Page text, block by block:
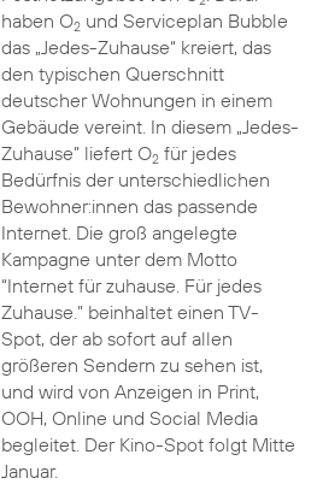
haben O2und Serviceplan Bubble
das „Jedes-Zuhause“ kreiert, das
den typischen Querschnitt
deutscher Wohnungen in einem
Gebäude vereint. In diesem „Jedes-
Zuhause” liefert O2für jedes
Bedürfnis der unterschiedlichen
Bewohner:innen das passende
Internet. Die groß angelegte
Kampagne unter dem Motto
“Internet für zuhause. Für jedes
Zuhause.” beinhaltet einen TV-
Spot, der ab sofort auf allen
größeren Sendern zu sehen ist,
und wird von Anzeigen in Print,
OOH, Online und Social Media
begleitet. Der Kino-Spot folgt Mitte
Januar.